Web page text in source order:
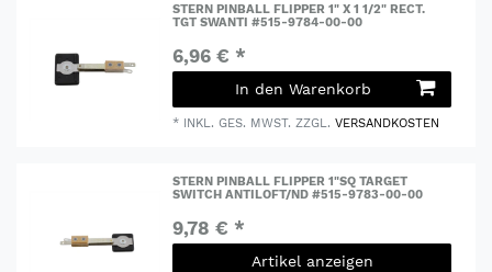
STERN PINBALL FLIPPER 1" X 1 1/2" RECT.
TGT SWANTI #515-9784-00-00
6,96 € *
In den Warenkorb
* INKL. GES. MWST. ZZGL.VERSANDKOSTEN
STERN PINBALL FLIPPER 1"SQ TARGET
SWITCH ANTILOFT/ND #515-9783-00-00
9,78 € *
Artikel anzeigen